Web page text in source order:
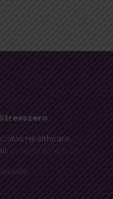
Healthcare
geral@facilitas.pt